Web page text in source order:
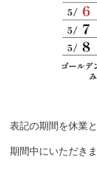
表記の期間を休業
期間中にいただき